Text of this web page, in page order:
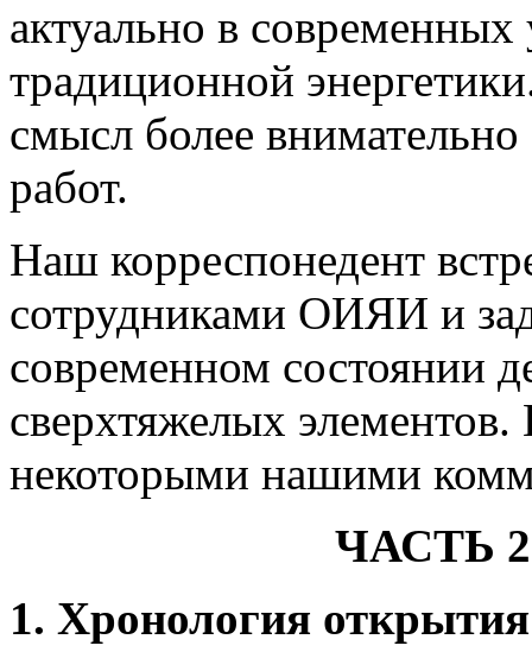
актуально в
традиционной
смысл более
работ.
Наш корреспонедент
сотрудниками ОИЯИ и
современном состоянии
сверхтяжелых
некоторыми нашими
ЧАСТЬ
1. Хронология